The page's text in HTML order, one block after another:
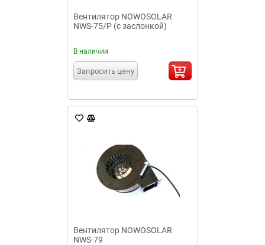
Вентилятор NOWOSOLAR
NWS-75/Р (с заслонкой)
В наличии
Запросить цену
Вентилятор NOWOSOLAR
NWS-79